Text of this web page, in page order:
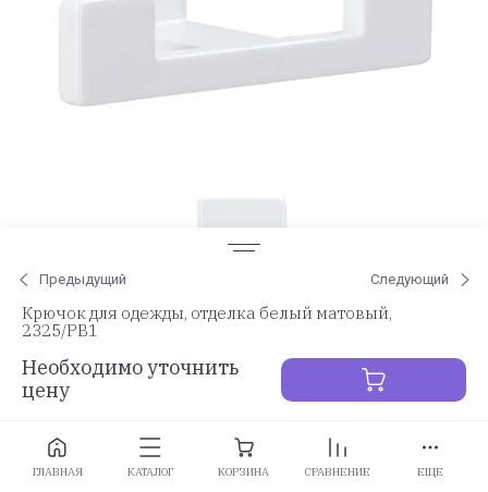
Предыдущий Следующий
Крючок для одежды, отделка белый матовый,
2325/PB1
Необходимо уточнить
цену
Заказать
ГЛАВНАЯ КАТАЛОГ КОРЗИНА СРАВНЕНИЕ ЕЩЕ